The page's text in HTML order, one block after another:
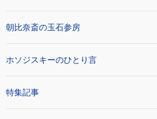
朝比奈斎の玉石参房
ホソジスキーのひとり言
特集記事